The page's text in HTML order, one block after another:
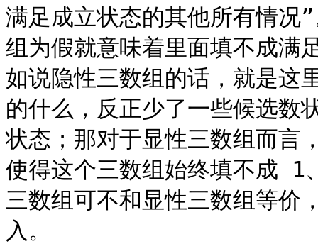
满足成立状态的其他所有情况
组为假就意味着里面填不成满
如说隐性三数组的话，就是
的什么，反正少了一些候选
状态；那对于显性三数组而言
使得这个三数组始终填不成 1
三数组可不和显性三数组等价
入。